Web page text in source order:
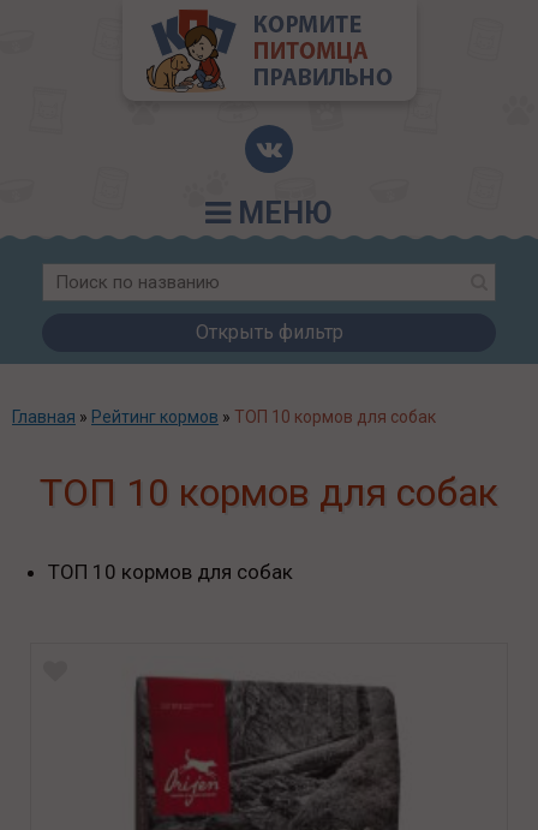
МЕНЮ
Открыть фильтр
Главная » Рейтинг кормов » ТОП 10 кормов для собак
ТОП 10 кормов для собак
ТОП 10 кормов для собак